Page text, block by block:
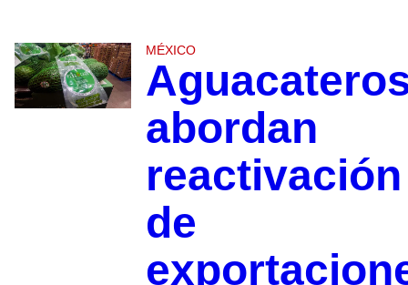
MÉXICO
abordan
reactivación
de